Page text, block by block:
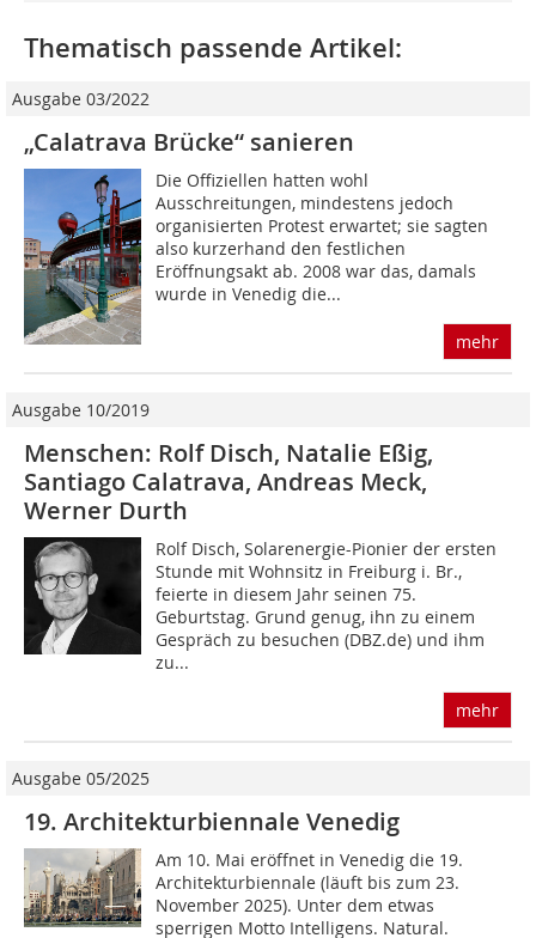
Thematisch passende Artikel:
Ausgabe 03/2022
„Calatrava Brücke“ sanieren
Die Offiziellen hatten wohl
Ausschreitungen, mindestens jedoch
organisierten Protest erwartet; sie sagten
also kurzerhand den festlichen
Eröffnungsakt ab. 2008 war das, damals
wurde in Venedig die...
mehr
Ausgabe 10/2019
Menschen: Rolf Disch, Natalie Eßig,
Santiago Calatrava, Andreas Meck,
Werner Durth
Rolf Disch, Solarenergie-Pionier der ersten
Stunde mit Wohnsitz in Freiburg i. Br.,
feierte in diesem Jahr seinen 75.
Geburtstag. Grund genug, ihn zu einem
Gespräch zu besuchen (DBZ.de) und ihm
zu...
mehr
Ausgabe 05/2025
19. Architekturbiennale Venedig
Am 10. Mai eröffnet in Venedig die 19.
Architekturbiennale (läuft bis zum 23.
November 2025). Unter dem etwas
sperrigen Motto Intelligens. Natural.